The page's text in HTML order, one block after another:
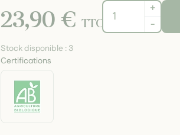
23,90 € TTC
+
-
Stock disponible : 3
Certifications